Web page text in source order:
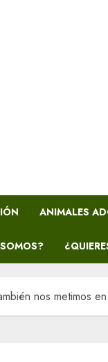
ANIMALES
nos metimos